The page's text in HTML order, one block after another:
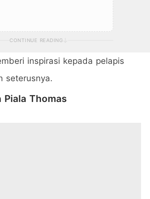
CONTINUE READING
inspirasi kepada pelapis
seterusnya.
Piala Thomas